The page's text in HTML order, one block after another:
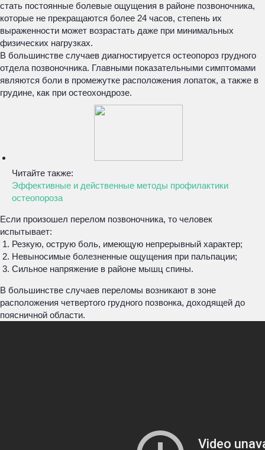
стать постоянные болевые ощущения в районе позвоночника,
которые не прекращаются более 24 часов, степень их
выраженности может возрастать даже при минимальных
физических нагрузках.
В большинстве случаев диагностируется остеопороз грудного
отдела позвоночника. Главными показательными симптомами
являются боли в промежутке расположения лопаток, а также в
грудине, как при остеохондрозе.
Читайте также:
Эффективные и действенные методы профилактики
остеопороза
Если произошел перелом позвоночника, то человек
испытывает:
Резкую, острую боль, имеющую непрерывный характер;
Невыносимые болезненные ощущения при пальпации;
Сильное напряжение в районе мышц спины.
В большинстве случаев переломы возникают в зоне
расположения четвертого грудного позвонка, доходящей до
поясничной области.